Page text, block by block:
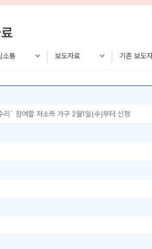
소통 보도자료 기존 보도
리` 참여할 저소득 가구 2월1일(수)부터 신청